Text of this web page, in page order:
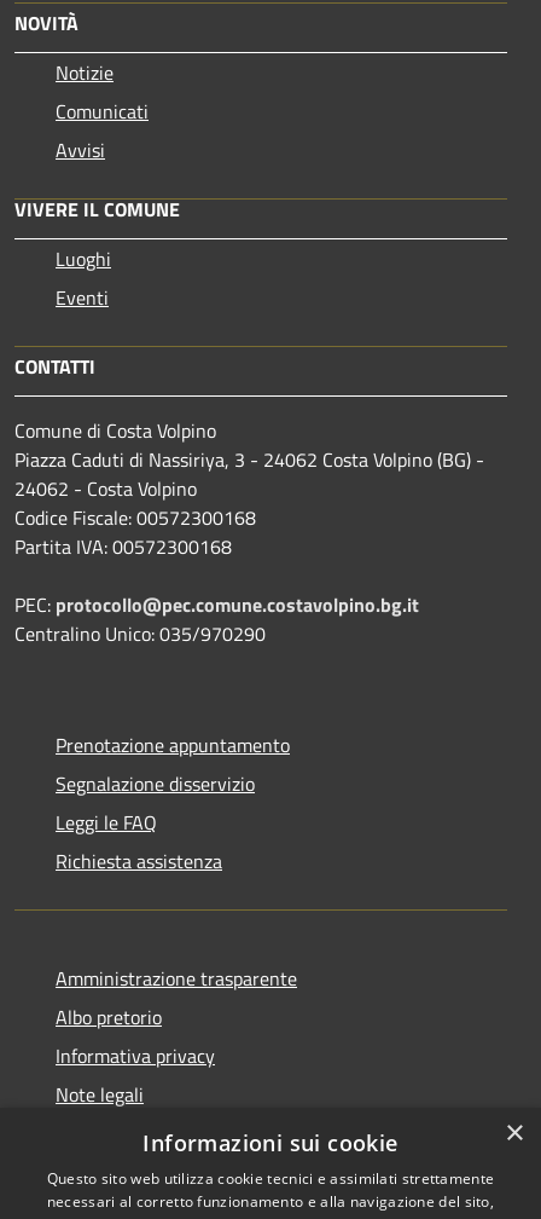
NOVITÀ
Notizie
Comunicati
Avvisi
VIVERE IL COMUNE
Luoghi
Eventi
CONTATTI
Comune di Costa Volpino
Piazza Caduti di Nassiriya, 3 - 24062 Costa Volpino (BG) -
24062 - Costa Volpino
Codice Fiscale: 00572300168
Partita IVA: 00572300168
PEC: protocollo@pec.comune.costavolpino.bg.it
Centralino Unico: 035/970290
Prenotazione appuntamento
Segnalazione disservizio
Leggi le FAQ
Richiesta assistenza
Amministrazione trasparente
Albo pretorio
Informativa privacy
Note legali
Dichiarazione di accessibilità
×
Informazioni sui cookie
Questo sito web utilizza cookie tecnici e assimilati strettamente
necessari al corretto funzionamento e alla navigazione del sito,